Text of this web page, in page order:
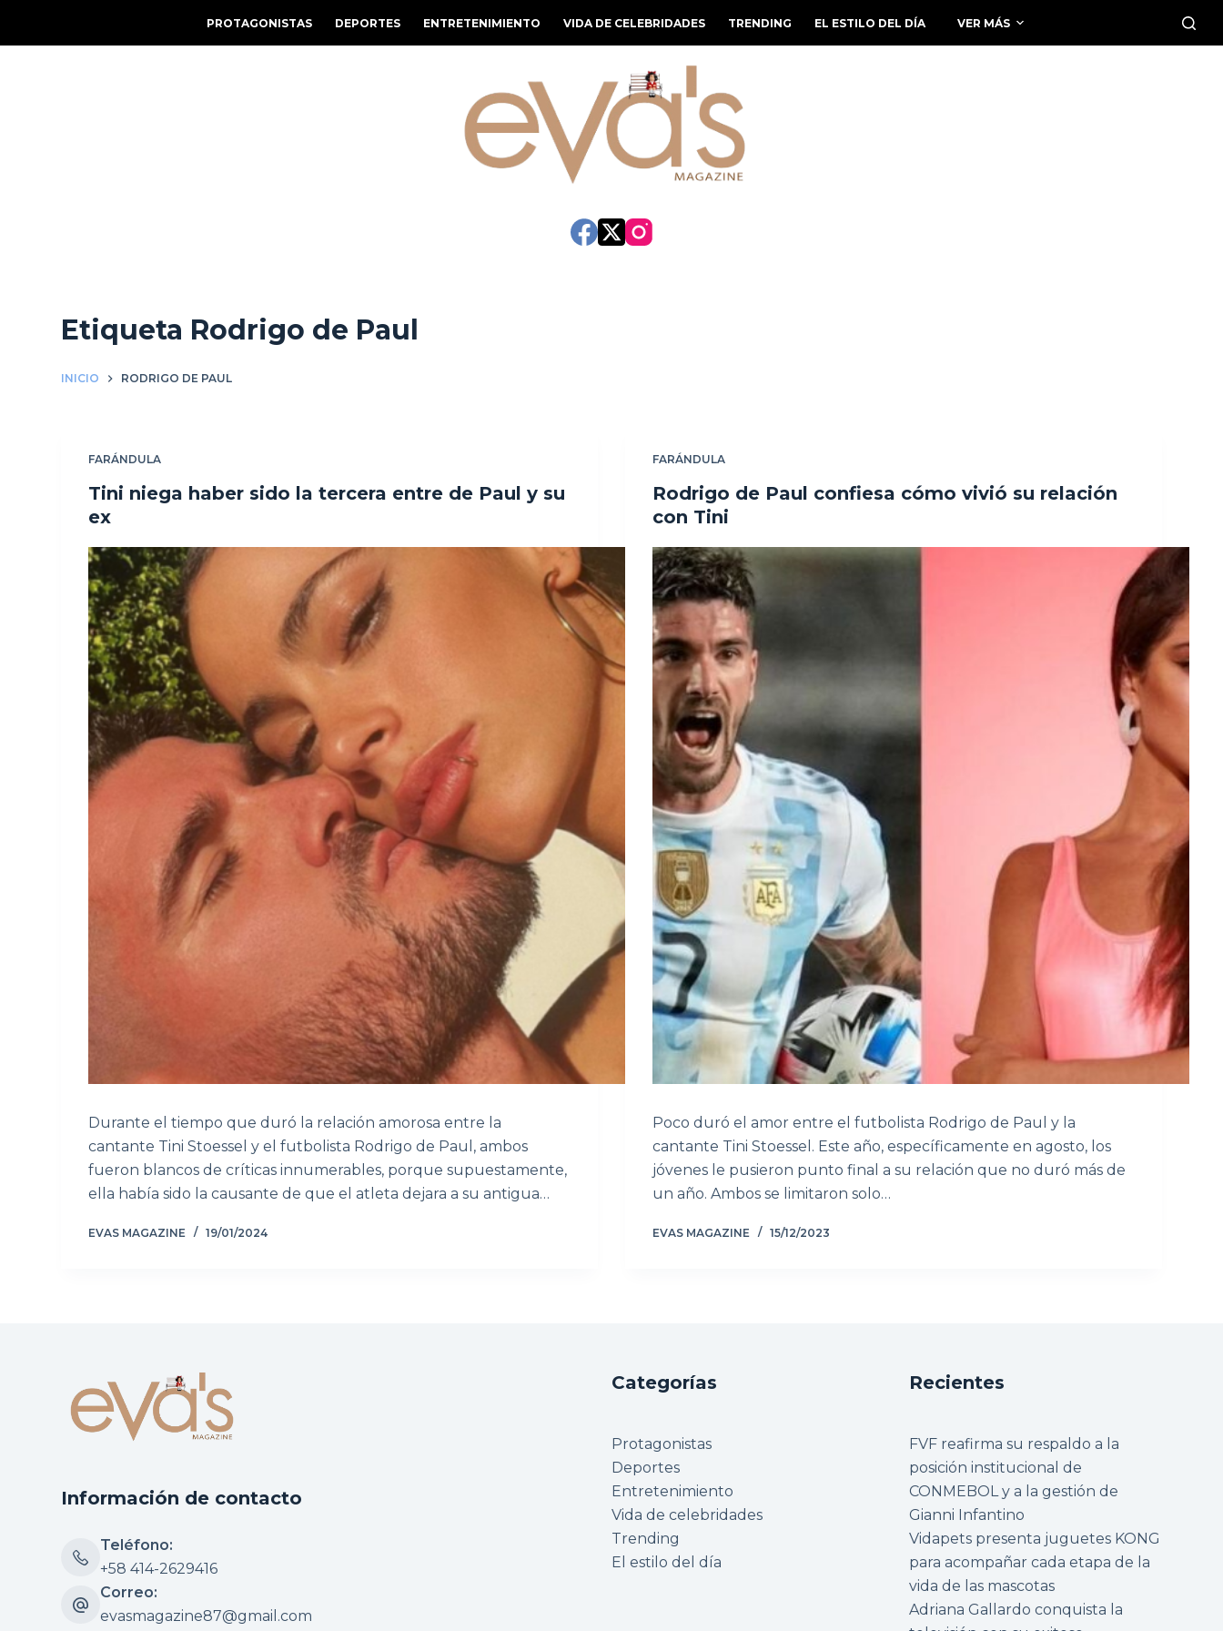
a
PROTAGONISTAS DEPORTES ENTRETENIMIENTO VIDA DE CELEBRIDADES TRENDING EL ESTILO DEL DÍA VER MÁS
Etiqueta Rodrigo de Paul
INICIO RODRIGO DE PAUL
FARÁNDULA
Tini niega haber sido la tercera entre de Paul y su
ex
Durante el tiempo que duró la relación amorosa entre la
cantante Tini Stoessel y el futbolista Rodrigo de Paul, ambos
fueron blancos de críticas innumerables, porque supuestamente,
ella había sido la causante de que el atleta dejara a su antigua…
EVAS MAGAZINE 19/01/2024
FARÁNDULA
Rodrigo de Paul confiesa cómo vivió su relación
con Tini
Poco duró el amor entre el futbolista Rodrigo de Paul y la
cantante Tini Stoessel. Este año, específicamente en agosto, los
jóvenes le pusieron punto final a su relación que no duró más de
un año. Ambos se limitaron solo…
EVAS MAGAZINE 15/12/2023
Información de contacto
Teléfono:
+58 414-2629416
Correo:
evasmagazine87@gmail.com
Categorías
Protagonistas
Deportes
Entretenimiento
Vida de celebridades
Trending
El estilo del día
Recientes
FVF reafirma su respaldo a la
posición institucional de
CONMEBOL y a la gestión de
Gianni Infantino
Vidapets presenta juguetes KONG
para acompañar cada etapa de la
vida de las mascotas
Adriana Gallardo conquista la